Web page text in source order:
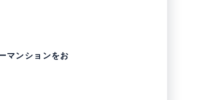
マンションをお